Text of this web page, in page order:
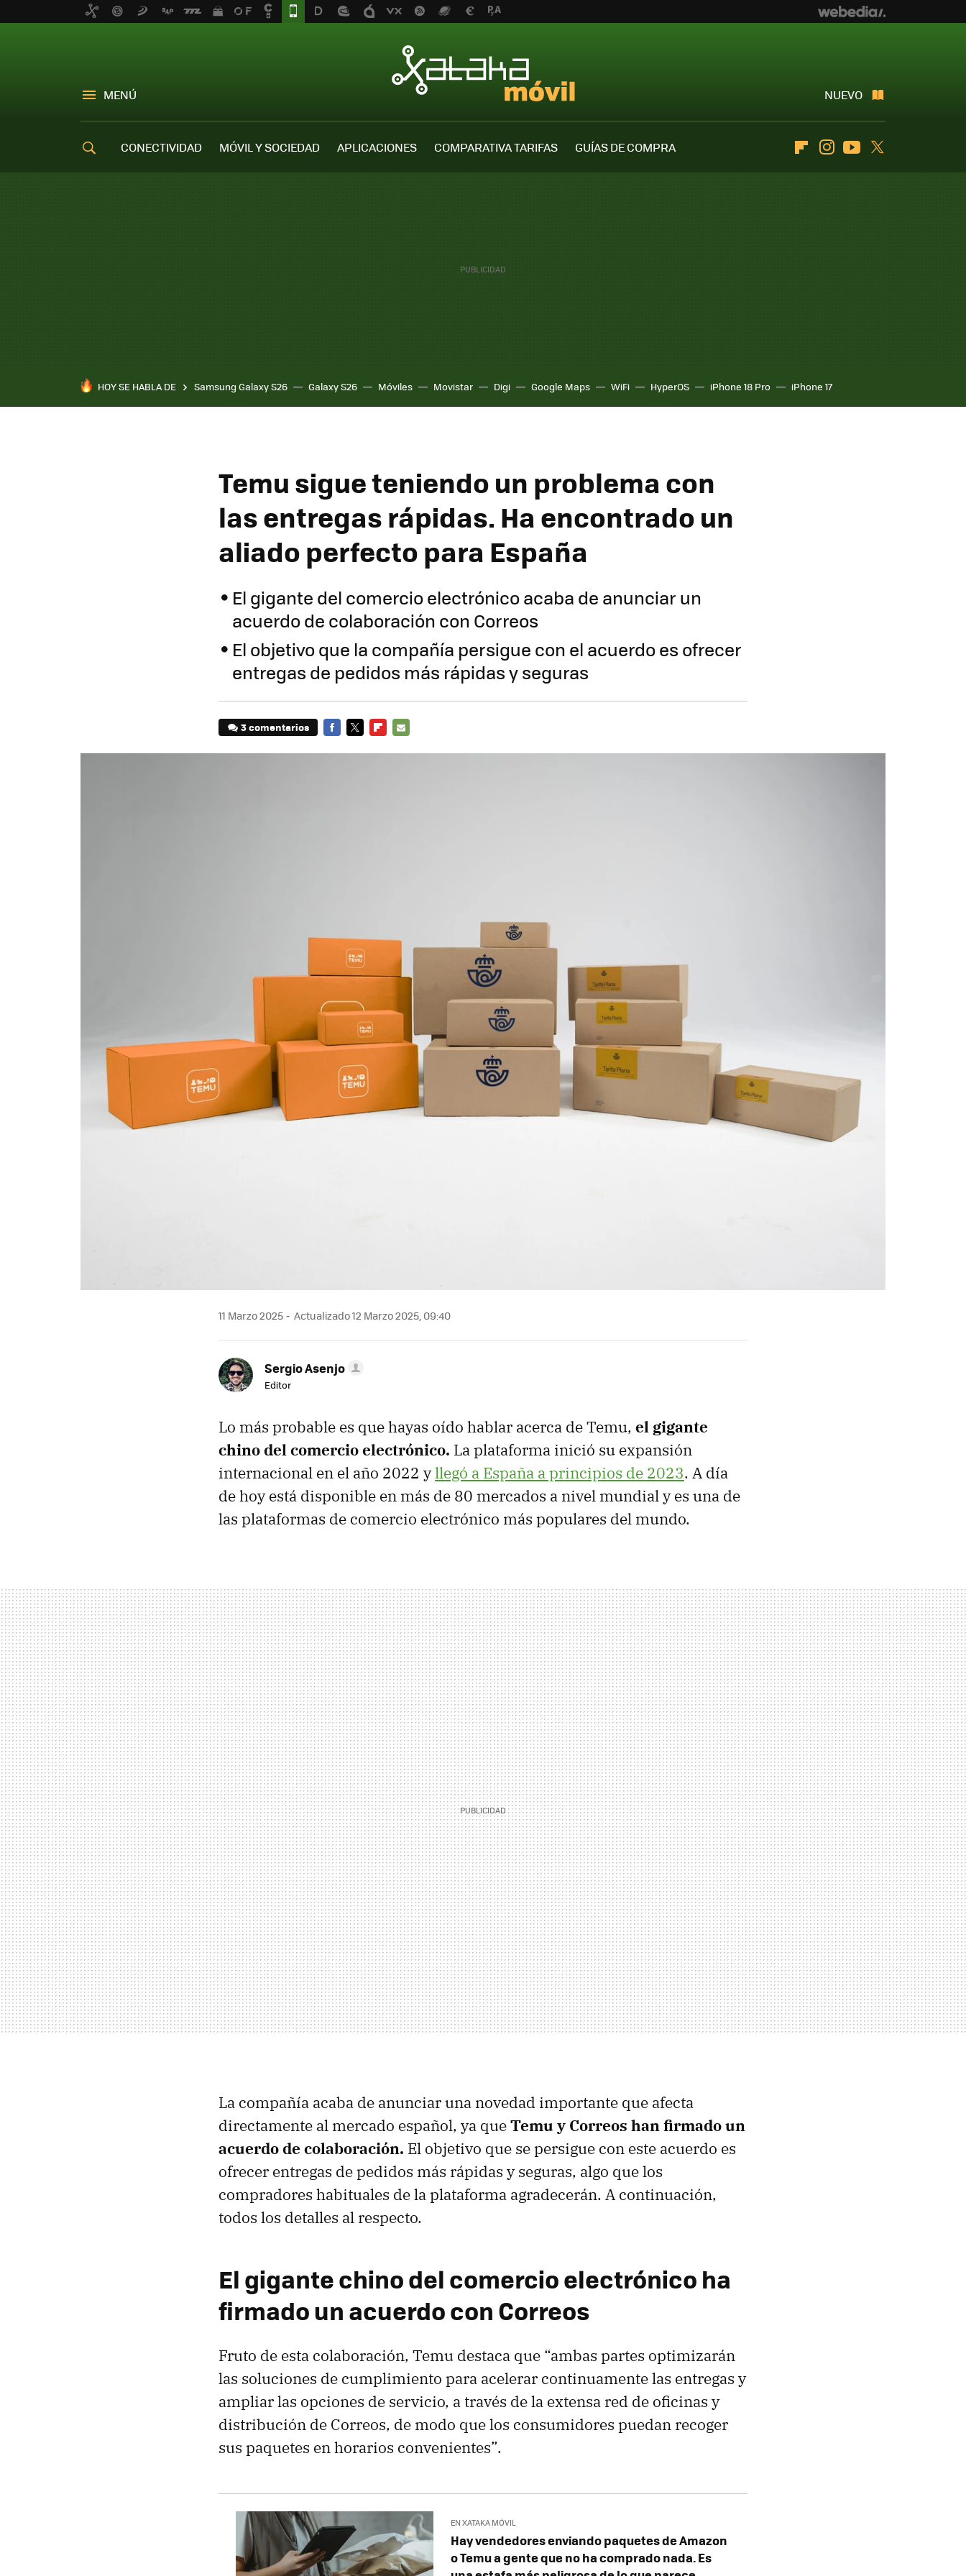
MENÚ NUEVO
CONECTIVIDAD MÓVIL Y SOCIEDAD APLICACIONES COMPARATIVA TARIFAS
GUÍAS DE COMPRA
FlipboardInstagramYoutube
HOY SE HABLA DE Samsung Galaxy S26 Galaxy S26 Móviles Movistar Digi Google Maps WiFi HyperOS iPhone 18 Pro iPhone 17
Temu sigue teniendo un problema con
las entregas rápidas. Ha encontrado un
aliado perfecto para España
El gigante del comercio electrónico acaba de anunciar un
acuerdo de colaboración con Correos
El objetivo que la compañía persigue con el acuerdo es ofrecer
entregas de pedidos más rápidas y seguras
3 comentarios
11 Marzo 2025 Actualizado 12 Marzo 2025, 09:40
Sergio Asenjo
Editor
Lo más probable es que hayas oído hablar acerca de Temu, el gigante
chino del comercio electrónico. La plataforma inició su expansión
internacional en el año 2022 yllegó a España a principios de 2023. A día
de hoy está disponible en más de 80 mercados a nivel mundial y es una de
las plataformas de comercio electrónico más populares del mundo.
La compañía acaba de anunciar una novedad importante que afecta
directamente al mercado español, ya queTemu y Correos han firmado un
acuerdo de colaboración. El objetivo que se persigue con este acuerdo es
ofrecer entregas de pedidos más rápidas y seguras, algo que los
compradores habituales de la plataforma agradecerán. A continuación,
todos los detalles al respecto.
El gigante chino del comercio electrónico ha
firmado un acuerdo con Correos
Fruto de esta colaboración, Temu destaca que “ambas partes optimizarán
las soluciones de cumplimiento para acelerar continuamente las entregas y
ampliar las opciones de servicio, a través de la extensa red de oficinas y
distribución de Correos, de modo que los consumidores puedan recoger
sus paquetes en horarios convenientes”.
EN XATAKA MÓVIL
Hay vendedores enviando paquetes de Amazon
o Temu a gente que no ha comprado nada. Es